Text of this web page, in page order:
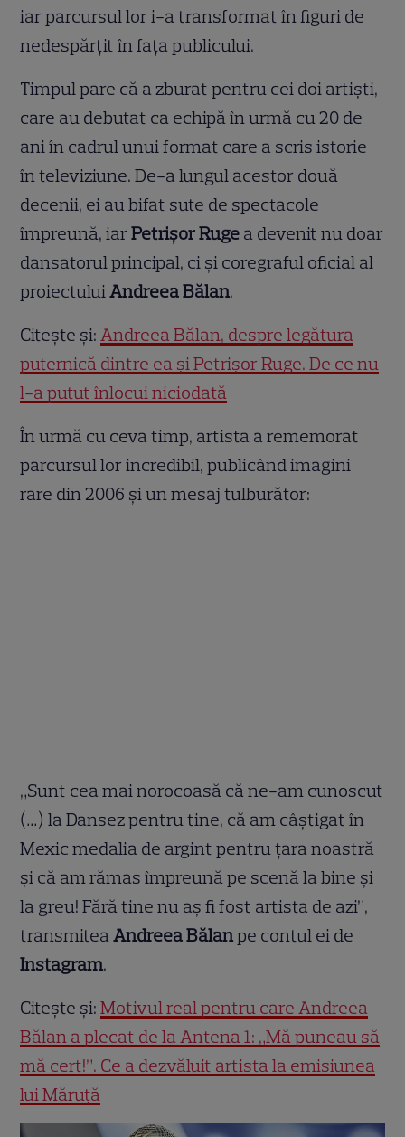
iar parcursul lor i-a transformat în figuri de
nedespărțit în fața publicului.
Timpul pare că a zburat pentru cei doi artiști,
care au debutat ca echipă în urmă cu 20 de
ani în cadrul unui format care a scris istorie
în televiziune. De-a lungul acestor două
decenii, ei au bifat sute de spectacole
împreună, iarPetrișor Ruge a devenit nu doar
dansatorul principal, ci și coregraful oficial al
proiectuluiAndreea Bălan.
Citește și:Andreea Bălan, despre legătura
puternică dintre ea și Petrișor Ruge. De ce nu
l-a putut înlocui niciodată
În urmă cu ceva timp, artista a rememorat
parcursul lor incredibil, publicând imagini
rare din 2006 și un mesaj tulburător:
„Sunt cea mai norocoasă că ne-am cunoscut
(…) la Dansez pentru tine, că am câștigat în
Mexic medalia de argint pentru țara noastră
și că am rămas împreună pe scenă la bine și
la greu! Fără tine nu aș fi fost artista de azi”,
transmiteaAndreea Bălanpe contul ei de
Instagram.
Citește și:Motivul real pentru care Andreea
Bălan a plecat de la Antena 1: „Mă puneau să
mă cert!”. Ce a dezvăluit artista la emisiunea
lui Măruță